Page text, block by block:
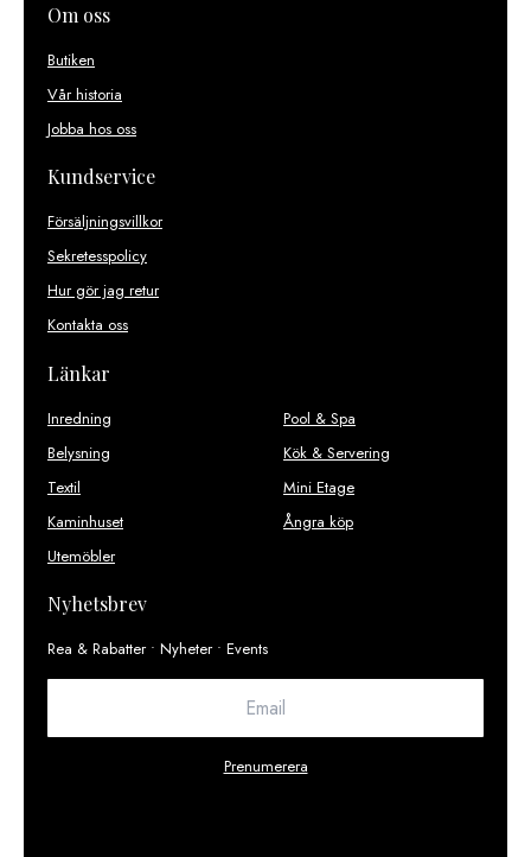
Om oss
Butiken
Vår historia
Jobba hos oss
Kundservice
Försäljningsvillkor
Sekretesspolicy
Hur gör jag retur
Kontakta oss
Länkar
Inredning
Belysning
Textil
Kaminhuset
Utemöbler
Pool & Spa
Kök & Servering
Mini Etage
Ångra köp
Nyhetsbrev
Rea & Rabatter • Nyheter • Events
Prenumerera